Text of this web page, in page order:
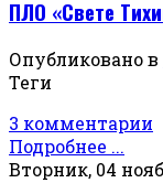
ПЛО «Свете
Опубликовано в
Теги
3 комментарии
Подробнее ...
Вторник, 04